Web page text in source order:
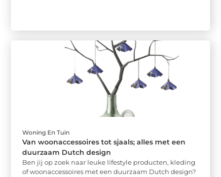
Woning En Tuin
Van woonaccessoires tot sjaals; alles met een
duurzaam Dutch design
Ben jij op zoek naar leuke lifestyle producten, kleding
of woonaccessoires met een duurzaam Dutch design?